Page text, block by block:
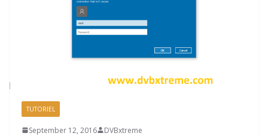
TUTORIEL
September 12, 2016 DVBxtreme